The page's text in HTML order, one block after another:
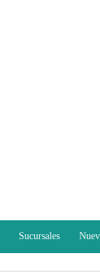
Sucursales